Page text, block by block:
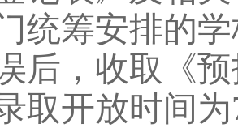
统筹安排的
后，收取《
取开放时间 为